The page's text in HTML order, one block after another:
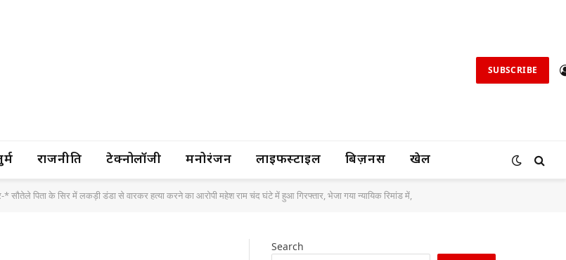
SUBSCRIBE
राजनीति टेक्नोलॉजी मनोरंजन लाइफस्टाइल बिज़नस खेल
* सौतेले पिता के सिर में लकड़ी डंडा से वारकर हत्या करने का आरोपी महेश राम चंद घंटे में हुआ गिरफ्तार, भेजा गया न्यायिक रिमांड में,
Search